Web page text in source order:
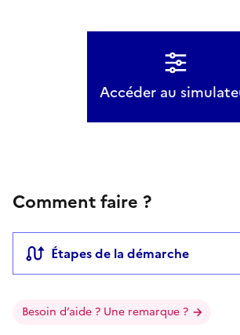
Accéder au
Comment faire ?
Étapes de la démarche
Besoin d’aide ? Une remarque ?